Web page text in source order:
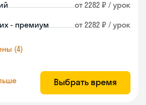
от 2282 ₽ / урок
- премиум от 2282 ₽ / урок
(4)
Выбрать время